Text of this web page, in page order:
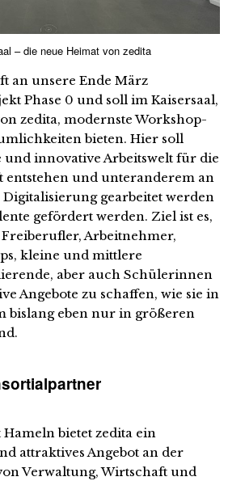
– die neue Heimat von zedita
an unsere Ende März
Phase 0 und soll im Kaisersaal,
zedita, modernste Workshop-
bieten. Hier soll
innovative Arbeitswelt für die
entstehen und unteranderem an
gearbeitet werden
gefördert werden. Ziel ist es,
Arbeitnehmer,
kleine und mittlere
aber auch Schülerinnen
Angebote zu schaffen, wie sie in
bislang eben nur in größeren
Hameln bietet zedita ein
attraktives Angebot an der
Verwaltung, Wirtschaft und